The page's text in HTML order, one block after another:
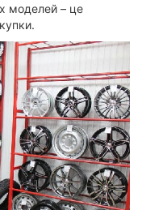
моделей – це